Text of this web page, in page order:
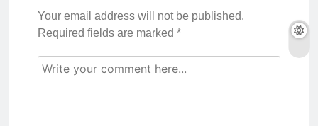
Your email address will not be published.
Required fields are marked *